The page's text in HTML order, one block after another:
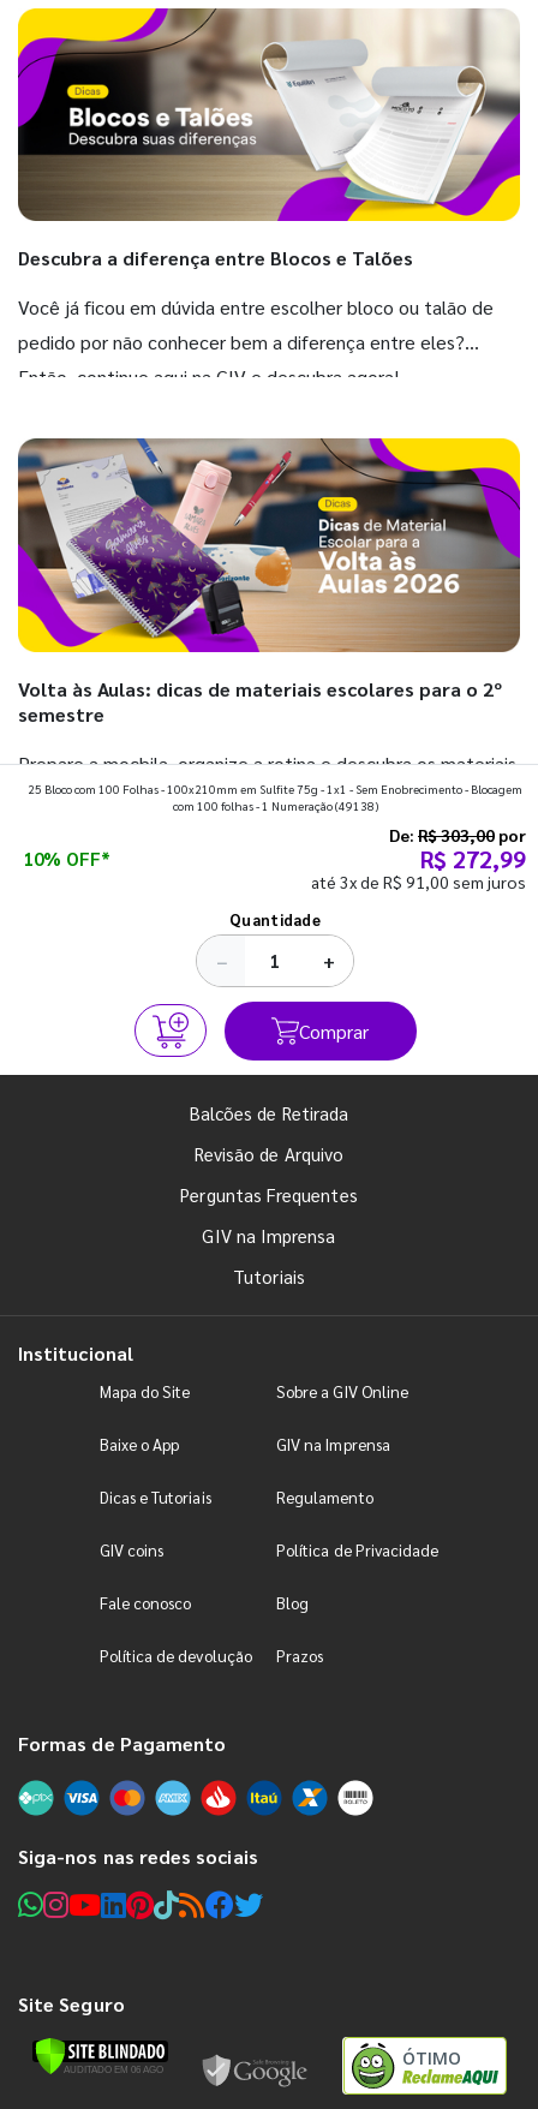
Descubra a diferença entre Blocos e Talões
Você já ficou em dúvida entre escolher bloco ou talão de
pedido por não conhecer bem a diferença entre eles?
Então, continue aqui na GIV e descubra agora!
Volta às Aulas: dicas de materiais escolares para o 2º
semestre
Prepare a mochila, organize a rotina e descubra os materiais
que fazem toda diferença para começar o segundo
25 Bloco com 100 Folhas - 100x210mm em Sulfite 75g - 1x1 - Sem Enobrecimento - Blocagem
com 100 folhas - 1 Numeração(49138)
10% OFF*
De: R$ 303,00 por
R$ 272,99
até 3x de R$ 91,00 sem juros
Quantidade
− +
Comprar
Balcões de Retirada
Revisão de Arquivo
Perguntas Frequentes
GIV na Imprensa
Tutoriais
Institucional
Mapa do Site Sobre a GIV Online
Baixe o App GIV na Imprensa
Dicas e Tutoriais Regulamento
GIV coins Política de Privacidade
Fale conosco Blog
Política de devolução Prazos
Formas de Pagamento
Siga-nos nas redes sociais
Site Seguro
ÓTIMO